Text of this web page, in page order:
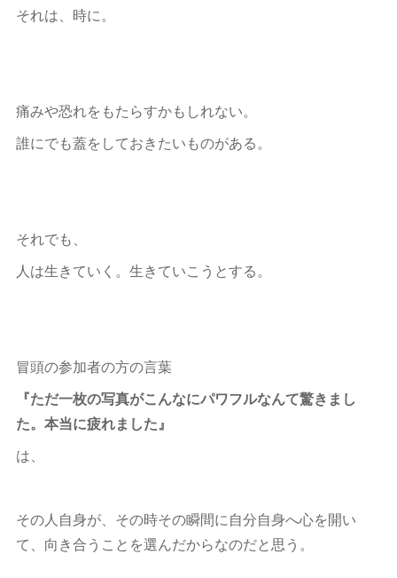
それは、時に。
痛みや恐れをもたらすかもしれない。
誰にでも蓋をしておきたいものがある。
それでも、
人は生きていく。生きていこうとする。
冒頭の参加者の方の言葉
『ただ一枚の写真がこんなにパワフルなんて驚きまし
た。本当に疲れました』
は、
その人自身が、その時その瞬間に自分自身へ心を開い
て、向き合うことを選んだからなのだと思う。